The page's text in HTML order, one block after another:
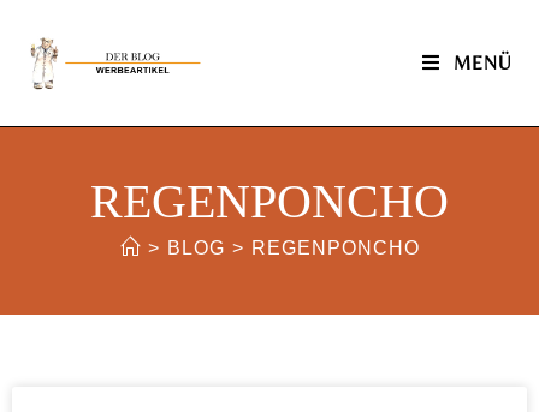
MENÜ
REGENPONCHO
> BLOG > REGENPONCHO